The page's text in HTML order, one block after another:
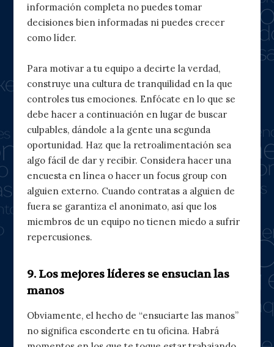
información completa no puedes tomar
decisiones bien informadas ni puedes crecer
como líder.
Para motivar a tu equipo a decirte la verdad,
construye una cultura de tranquilidad en la que
controles tus emociones. Enfócate en lo que se
debe hacer a continuación en lugar de buscar
culpables, dándole a la gente una segunda
oportunidad. Haz que la retroalimentación sea
algo fácil de dar y recibir. Considera hacer una
encuesta en línea o hacer un focus group con
alguien externo. Cuando contratas a alguien de
fuera se garantiza el anonimato, así que los
miembros de un equipo no tienen miedo a sufrir
repercusiones.
9. Los mejores líderes se ensucian las
manos
Obviamente, el hecho de “ensuciarte las manos”
no significa esconderte en tu oficina. Habrá